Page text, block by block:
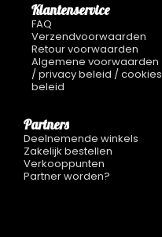
Klantenservice
FAQ
Verzendvoorwaarden
Retour voorwaarden
Algemene voorwaarden
/ privacy beleid / cookies
beleid
Partners
Deelnemende winkels
Zakelijk bestellen
Verkooppunten
Partner worden?